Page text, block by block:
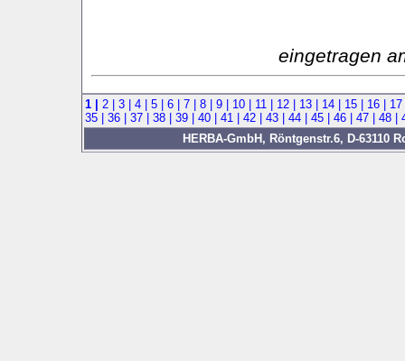
eingetragen
1 | 2 | 3 | 4 | 5 | 6 | 7 | 8 | 9 | 10 | 11 | 12 | 13 | 14 | 15 | 16 |
35 | 36 | 37 | 38 | 39 | 40 | 41 | 42 | 43 | 44 | 45 | 46 | 47 | 48 |
HERBA-GmbH, Röntgenstr.6, D-63110